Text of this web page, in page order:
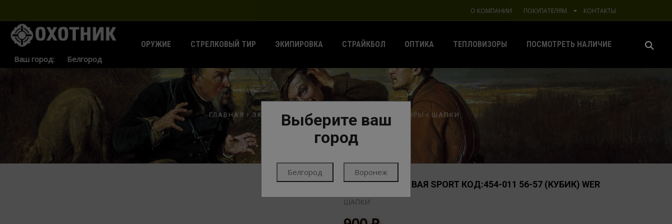
О КОМПАНИИ ПОКУПАТЕЛЯМ КОНТАКТЫ
Ваш город:
ОРУЖИЕ СТРЕЛКОВЫЙ ТИР ЭКИПИРОВКА СТРАЙКБОЛ ОПТИКА ТЕПЛОВИЗОРЫ ПОСМОТРЕТЬ НАЛИЧИЕ
Выберите ваш
город
Белгород Воронеж
ГЛАВНАЯ ЭКИПИРОВКА ОДЕЖДА ГОЛОВНЫЕ УБОРЫ ШАПКИ
ШАПКА ФЛИСОВАЯ SPORT КОД:454-011 56-57 (КУБИК) WER
ШАПКИ